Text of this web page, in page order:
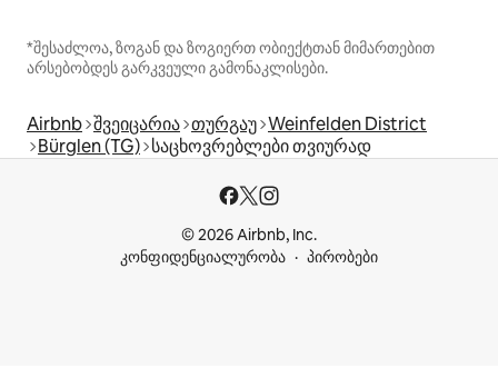
*შესაძლოა, ზოგან და ზოგიერთ ობიექტთან მიმართებით
არსებობდეს გარკვეული გამონაკლისები.
Airbnb შვეიცარია თურგაუ Weinfelden District
Bürglen (TG) საცხოვრებლები თვიურად
© 2026 Airbnb, Inc.
კონფიდენციალურობა
პირობები